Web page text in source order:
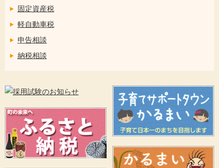
固定資産税
軽自動車税
申告相談
納税相談